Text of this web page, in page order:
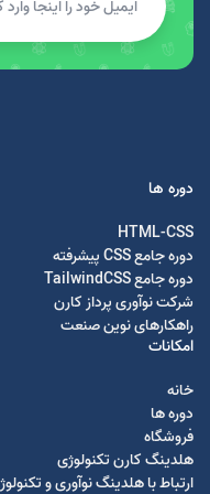
دوره ها
HTML-CSS
دوره جامع CSS پیشرفته
دوره جامع TailwindCSS
شرکت نوآوری پرداز کارن
راهکارهای نوین صنعت
امکانات
خانه
دوره ها
فروشگاه
هلدینگ کارن تکنولوژی
ارتباط با هلدینگ نوآوری و